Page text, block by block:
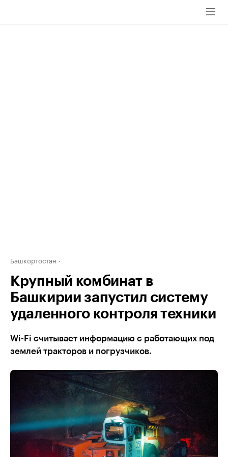
Башкортостан
Крупный комбинат в
Башкирии запустил систему
удаленного контроля техники
Wi-Fi считывает информацию с работающих под
землей тракторов и погрузчиков.